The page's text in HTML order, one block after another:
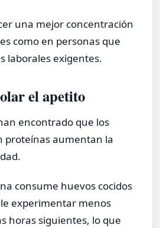
una mejor concentración
como en personas que
laborales exigentes.
el apetito
encontrado que los
proteínas aumentan la
consume huevos cocidos
experimentar menos
horas siguientes, lo que